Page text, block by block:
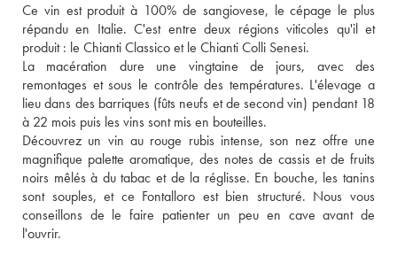
Ce vin est produit à 100% de sangiovese, le cépage le plus
répandu en Italie. C'est entre deux régions viticoles qu'il et
produit : le Chianti Classico et le Chianti Colli Senesi.
La macération dure une vingtaine de jours, avec des
remontages et sous le contrôle des températures. L'élevage a
lieu dans des barriques (fûts neufs et de second vin) pendant 18
à 22 mois puis les vins sont mis en bouteilles.
Découvrez un vin au rouge rubis intense, son nez offre une
magnifique palette aromatique, des notes de cassis et de fruits
noirs mêlés à du tabac et de la réglisse. En bouche, les tanins
sont souples, et ce Fontalloro est bien structuré. Nous vous
conseillons de le faire patienter un peu en cave avant de
l'ouvrir.